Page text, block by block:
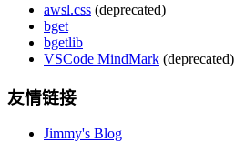
awsl.css (deprecated)
bget
bgetlib
VSCode MindMark (deprecated)
友情链接
Jimmy's Blog